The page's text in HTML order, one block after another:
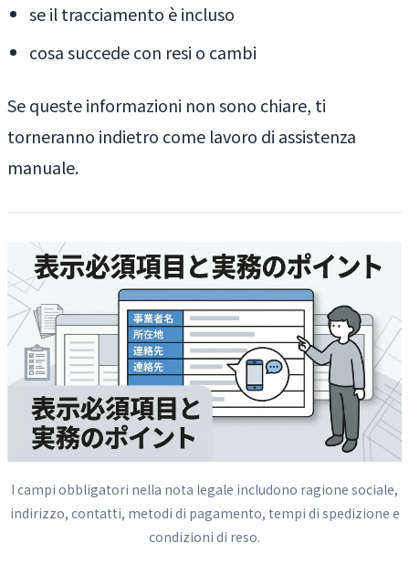
se il tracciamento è incluso
cosa succede con resi o cambi
Se queste informazioni non sono chiare, ti
torneranno indietro come lavoro di assistenza
manuale.
I campi obbligatori nella nota legale includono ragione sociale,
indirizzo, contatti, metodi di pagamento, tempi di spedizione e
condizioni di reso.